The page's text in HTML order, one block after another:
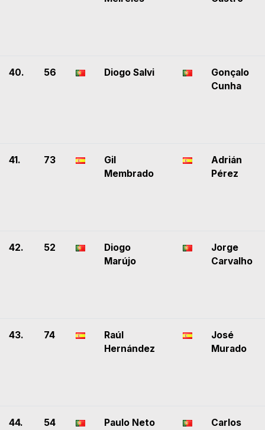
40. 56 Diogo Salvi
Gonçalo
Cunha
41. 73
Gil
Membrado
Adrián
Pérez
42. 52
Diogo
Marújo
Jorge
Carvalho
43. 74
Raúl
Hernández
José
Murado
44. 54 Paulo Neto
Carlos